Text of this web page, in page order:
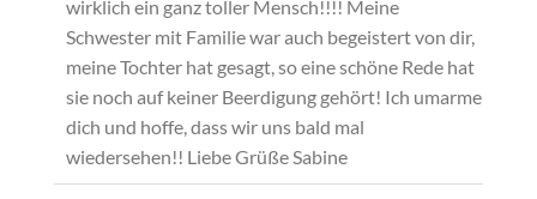
wirklich ein ganz toller Mensch!!!! Meine
Schwester mit Familie war auch begeistert von dir,
meine Tochter hat gesagt, so eine schöne Rede hat
sie noch auf keiner Beerdigung gehört! Ich umarme
dich und hoffe, dass wir uns bald mal
wiedersehen!! Liebe Grüße Sabine